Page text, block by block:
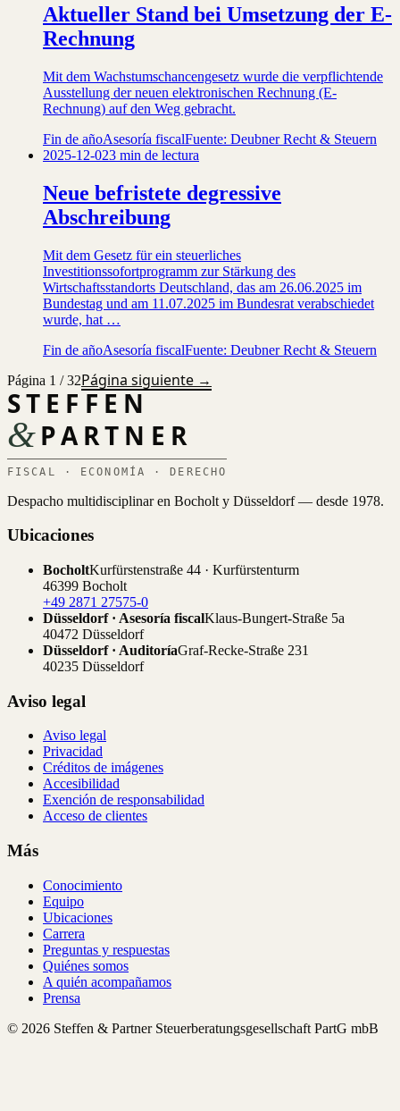
Aktueller Stand bei Umsetzung der E-
Rechnung
Mit dem Wachstumschancengesetz wurde die verpflichtende
Ausstellung der neuen elektronischen Rechnung (E-
Rechnung) auf den Weg gebracht.
Fin de añoAsesoría fiscalFuente: Deubner Recht & Steuern
2025-12-023 min de lectura
Neue befristete degressive
Abschreibung
Mit dem Gesetz für ein steuerliches
Investitionssofortprogramm zur Stärkung des
Wirtschaftsstandorts Deutschland, das am 26.06.2025 im
Bundestag und am 11.07.2025 im Bundesrat verabschiedet
wurde, hat …
Fin de añoAsesoría fiscalFuente: Deubner Recht & Steuern
Página 1 / 32Página siguiente →
STEFFEN
&PARTNER
FISCAL · ECONOMÍA · DERECHO
Despacho multidisciplinar en Bocholt y Düsseldorf — desde 1978.
Ubicaciones
BocholtKurfürstenstraße 44 · Kurfürstenturm
46399 Bocholt
+49 2871 27575-0
Düsseldorf · Asesoría fiscalKlaus-Bungert-Straße 5a
40472 Düsseldorf
Düsseldorf · AuditoríaGraf-Recke-Straße 231
40235 Düsseldorf
Aviso legal
Aviso legal
Privacidad
Créditos de imágenes
Accesibilidad
Exención de responsabilidad
Acceso de clientes
Más
Conocimiento
Equipo
Ubicaciones
Carrera
Preguntas y respuestas
Quiénes somos
A quién acompañamos
Prensa
© 2026 Steffen & Partner Steuerberatungsgesellschaft PartG mbB